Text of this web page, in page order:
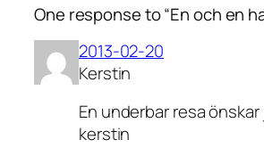
One response to “En och en
2013-02-20
Kerstin
En underbar resa önskar
kerstin